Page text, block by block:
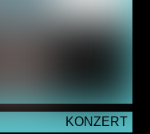
KONZERT